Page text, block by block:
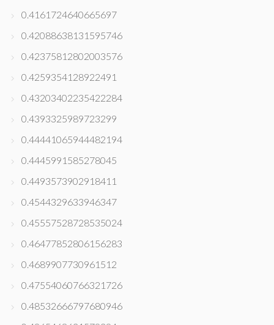
0.4161724640665697
0.42088638131595746
0.42375812802003576
0.4259354128922491
0.43203402235422284
0.4393325989723299
0.44441065944482194
0.4445991585278045
0.4493573902918411
0.4544329633946347
0.45557528728535024
0.46477852806156283
0.4689907730961512
0.47554060766321726
0.48532666797680946